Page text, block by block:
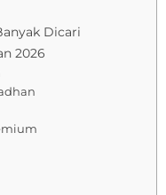
Dicari
2026